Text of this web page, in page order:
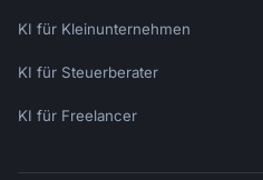
KI für Kleinunternehmen
KI für Steuerberater
KI für Freelancer